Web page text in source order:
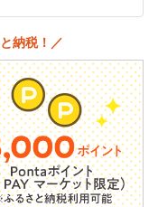
納税！／